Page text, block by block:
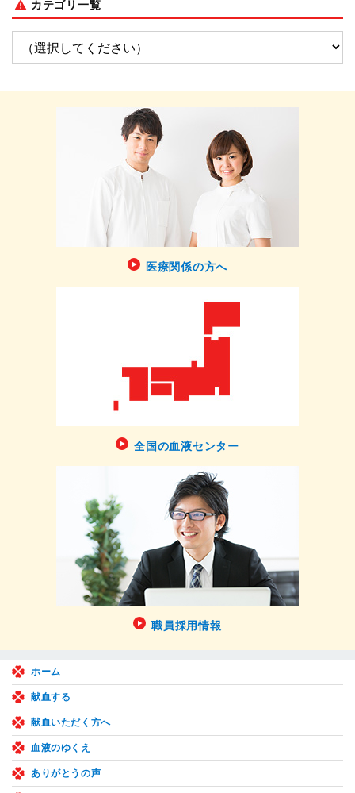
カテゴリ一覧
医療関係の方へ
全国の血液センター
職員採用情報
ホーム
献血する
献血いただく方へ
血液のゆくえ
ありがとうの声